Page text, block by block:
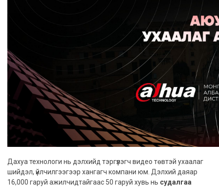
Дахуа технологи нь дэлхийд тэргүүлэгч видео төвтэй ухаалаг
шийдэл, үйлчилгээгээр хангагч компани юм. Дэлхий даяар
16,000 гаруй ажилчидтайгаас 50 гаруй хувь нь судалгаа